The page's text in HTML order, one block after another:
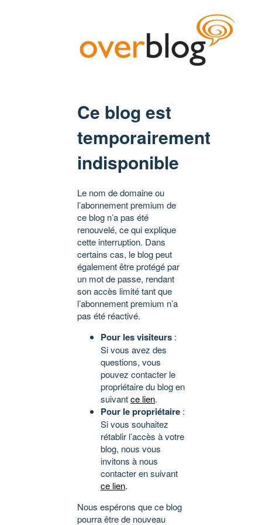
Ce blog est
temporairement
indisponible
Le nom de domaine ou
l’abonnement premium de
ce blog n’a pas été
renouvelé, ce qui explique
cette interruption. Dans
certains cas, le blog peut
également être protégé par
un mot de passe, rendant
son accès limité tant que
l’abonnement premium n’a
pas été réactivé.
Pour les visiteurs :
Si vous avez des
questions, vous
pouvez contacter le
propriétaire du blog en
suivantce lien.
Pour le propriétaire :
Si vous souhaitez
rétablir l’accès à votre
blog, nous vous
invitons à nous
contacter en suivant
ce lien.
Nous espérons que ce blog
pourra être de nouveau